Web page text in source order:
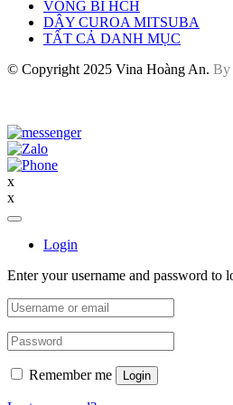
VÒNG BI HCH
DÂY CUROA MITSUBA
TẤT CẢ DANH MỤC
© Copyright 2025 Vina Hoàng An. By
x
x
Login
Enter your username and password to
Remember me Login